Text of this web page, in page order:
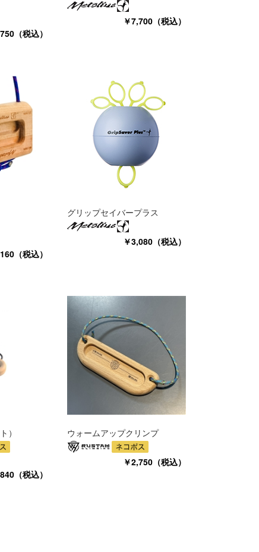
（税込）
￥7,700（税込）
（税込）
グリップセイバープラス
￥3,080（税込）
）
（税込）
ウォームアップクリンプ
￥2,750（税込）